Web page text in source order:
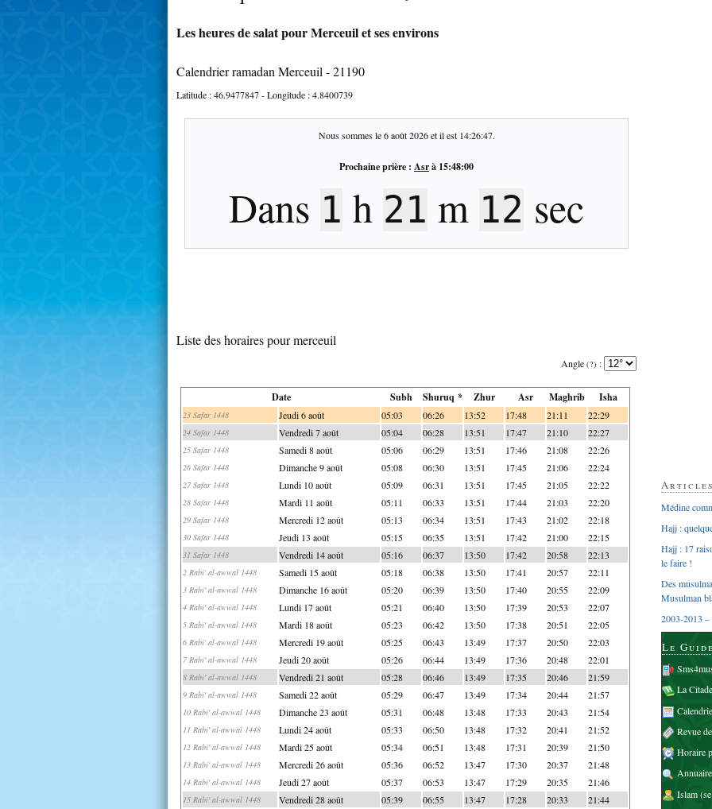
Les heures de salat pour Merceuil et ses environs
Calendrier ramadan Merceuil - 21190
Latitude :46.9477847- Longitude :4.8400739
Nous sommes le6 août 2026et il est 14:26:48.
Prochaine prière : Asrà 15:48:00
Dans 1 h 21 m 11 sec
Liste des horaires pour merceuil
Angle (?) :
Date Subh Shuruq * Zhur Asr Maghrib Isha
23 Safar 1448 Jeudi 6 août 05:03 06:26 13:52 17:48 21:11 22:29
24 Safar 1448 Vendredi 7 août 05:04 06:28 13:51 17:47 21:10 22:27
25 Safar 1448 Samedi 8 août 05:06 06:29 13:51 17:46 21:08 22:26
26 Safar 1448 Dimanche 9 août 05:08 06:30 13:51 17:45 21:06 22:24
27 Safar 1448 Lundi 10 août 05:09 06:31 13:51 17:45 21:05 22:22
28 Safar 1448 Mardi 11 août 05:11 06:33 13:51 17:44 21:03 22:20
29 Safar 1448 Mercredi 12 août 05:13 06:34 13:51 17:43 21:02 22:18
30 Safar 1448 Jeudi 13 août 05:15 06:35 13:51 17:42 21:00 22:15
31 Safar 1448 Vendredi 14 août 05:16 06:37 13:50 17:42 20:58 22:13
2 Rabi' al-awwal 1448 Samedi 15 août 05:18 06:38 13:50 17:41 20:57 22:11
3 Rabi' al-awwal 1448 Dimanche 16 août 05:20 06:39 13:50 17:40 20:55 22:09
4 Rabi' al-awwal 1448 Lundi 17 août 05:21 06:40 13:50 17:39 20:53 22:07
5 Rabi' al-awwal 1448 Mardi 18 août 05:23 06:42 13:50 17:38 20:51 22:05
6 Rabi' al-awwal 1448 Mercredi 19 août 05:25 06:43 13:49 17:37 20:50 22:03
7 Rabi' al-awwal 1448 Jeudi 20 août 05:26 06:44 13:49 17:36 20:48 22:01
8 Rabi' al-awwal 1448 Vendredi 21 août 05:28 06:46 13:49 17:35 20:46 21:59
9 Rabi' al-awwal 1448 Samedi 22 août 05:29 06:47 13:49 17:34 20:44 21:57
10 Rabi' al-awwal 1448 Dimanche 23 août 05:31 06:48 13:48 17:33 20:43 21:54
11 Rabi' al-awwal 1448 Lundi 24 août 05:33 06:50 13:48 17:32 20:41 21:52
12 Rabi' al-awwal 1448 Mardi 25 août 05:34 06:51 13:48 17:31 20:39 21:50
13 Rabi' al-awwal 1448 Mercredi 26 août 05:36 06:52 13:47 17:30 20:37 21:48
14 Rabi' al-awwal 1448 Jeudi 27 août 05:37 06:53 13:47 17:29 20:35 21:46
15 Rabi' al-awwal 1448 Vendredi 28 août 05:39 06:55 13:47 17:28 20:33 21:44
Médine
Hajj :
Hajj : 17
le faire !
Des
Musulman
2003-2013 –
Le
La
Revue
Horaire
Islam